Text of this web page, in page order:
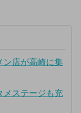
ン店が高崎に集
メステージも充